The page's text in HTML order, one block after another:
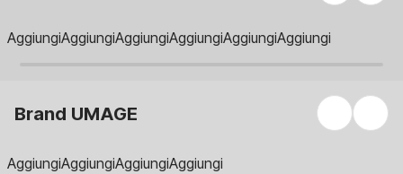
AggiungiAggiungiAggiungiAggiungiAggiungiAggiungi
Brand UMAGE
AggiungiAggiungiAggiungiAggiungi